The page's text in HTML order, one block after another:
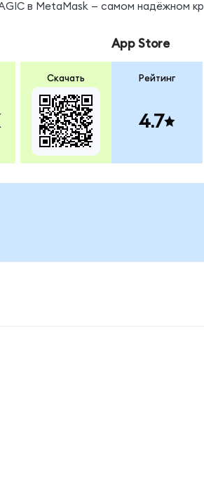
в MetaMask — самом надёжном
Скачать
App Store
Рейтинг
4.7